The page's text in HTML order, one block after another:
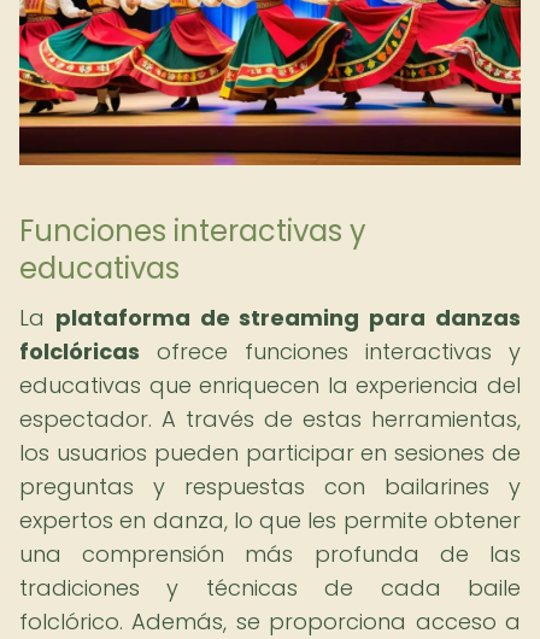
Funciones interactivas y
educativas
La plataforma de streaming para danzas
folclóricas ofrece funciones interactivas y
educativas que enriquecen la experiencia del
espectador. A través de estas herramientas,
los usuarios pueden participar en sesiones de
preguntas y respuestas con bailarines y
expertos en danza, lo que les permite obtener
una comprensión más profunda de las
tradiciones y técnicas de cada baile
folclórico. Además, se proporciona acceso a